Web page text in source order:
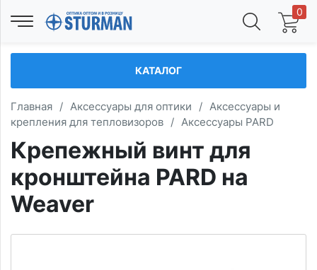
0
КАТАЛОГ
Главная / Аксессуары для оптики / Аксессуары и
крепления для тепловизоров / Аксессуары PARD
Крепежный винт для
кронштейна PARD на
Weaver